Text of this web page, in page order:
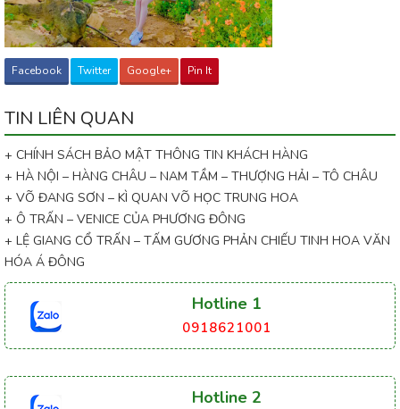
Facebook Twitter Google+ Pin It
TIN LIÊN QUAN
+ CHÍNH SÁCH BẢO MẬT THÔNG TIN KHÁCH HÀNG
+ HÀ NỘI – HÀNG CHÂU – NAM TẦM – THƯỢNG HẢI – TÔ CHÂU
+ VÕ ĐANG SƠN – KÌ QUAN VÕ HỌC TRUNG HOA
+ Ô TRẤN – VENICE CỦA PHƯƠNG ĐÔNG
+ LỆ GIANG CỔ TRẤN – TẤM GƯƠNG PHẢN CHIẾU TINH HOA VĂN
HÓA Á ĐÔNG
Hotline 1
0918621001
Hotline 2